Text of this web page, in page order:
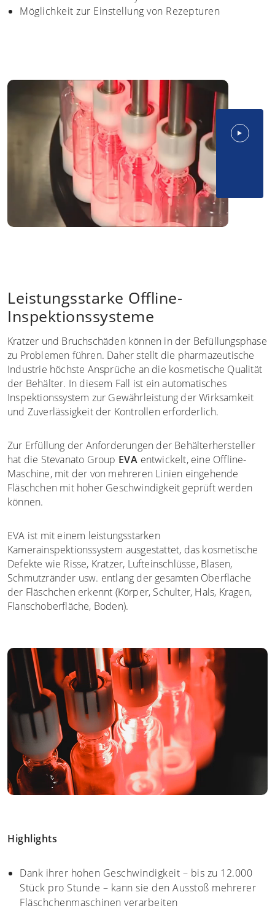
Möglichkeit zur Einstellung von Rezepturen
Leistungsstarke Offline-
Inspektionssysteme
Kratzer und Bruchschäden können in der Befüllungsphase
zu Problemen führen. Daher stellt die pharmazeutische
Industrie höchste Ansprüche an die kosmetische Qualität
der Behälter. In diesem Fall ist ein automatisches
Inspektionssystem zur Gewährleistung der Wirksamkeit
und Zuverlässigkeit der Kontrollen erforderlich.
Zur Erfüllung der Anforderungen der Behälterhersteller
hat die Stevanato Group EVA entwickelt, eine Offline-
Maschine, mit der von mehreren Linien eingehende
Fläschchen mit hoher Geschwindigkeit geprüft werden
können.
EVA ist mit einem leistungsstarken
Kamerainspektionssystem ausgestattet, das kosmetische
Defekte wie Risse, Kratzer, Lufteinschlüsse, Blasen,
Schmutzränder usw. entlang der gesamten Oberfläche
der Fläschchen erkennt (Körper, Schulter, Hals, Kragen,
Flanschoberfläche, Boden).
Highlights
Dank ihrer hohen Geschwindigkeit – bis zu 12.000
Stück pro Stunde – kann sie den Ausstoß mehrerer
Fläschchenmaschinen verarbeiten